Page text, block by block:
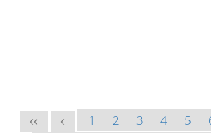
<< < 1 2 3 4 5